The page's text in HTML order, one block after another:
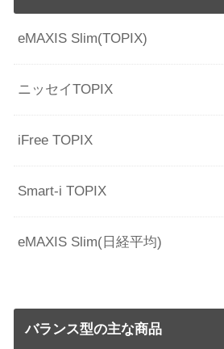
eMAXIS Slim(TOPIX)
ニッセイTOPIX
iFree TOPIX
Smart-i TOPIX
eMAXIS Slim(日経平均)
バランス型の主な商品